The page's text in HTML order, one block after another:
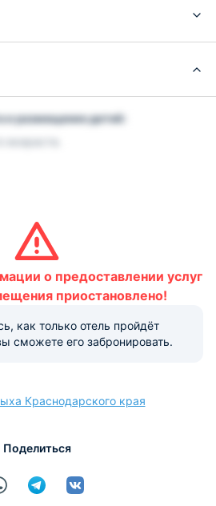
и размещение детей:
домашних животных до 10 кг.
Euro/Mastercard МИР
о предоставлении услуг
приостановлено!
как только отель пройдёт
сможете его забронировать.
Краснодарского края
Поделиться